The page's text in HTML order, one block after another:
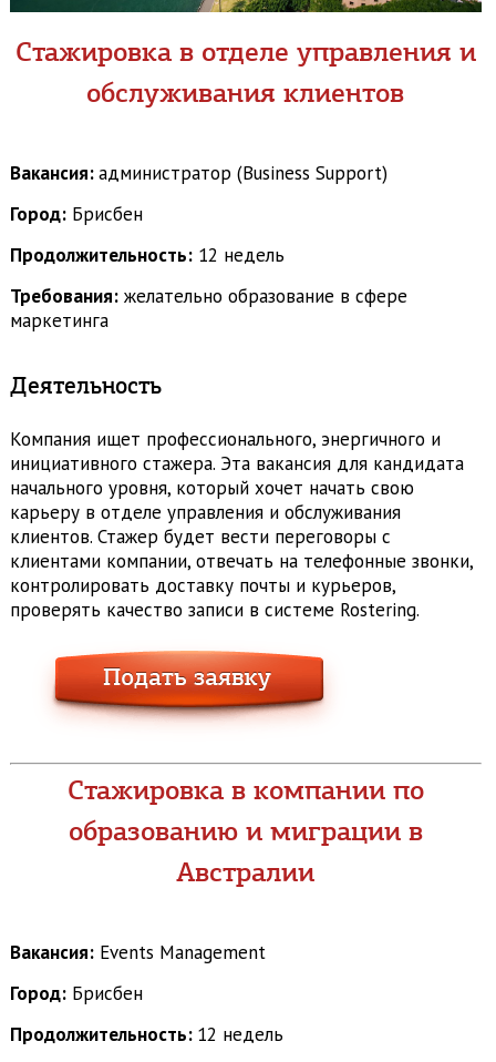
Стажировка в отделе управления и
обслуживания клиентов
Вакансия:администратор (Business Support)
Город: Брисбен
Продолжительность: 12 недель
Требования: желательно образование в сфере
маркетинга
Деятельность
Компания ищет профессионального, энергичного и
инициативного стажера. Эта вакансия для кандидата
начального уровня, который хочет начать свою
карьеру в отделе управления и обслуживания
клиентов. Стажер будет вести переговоры с
клиентами компании, отвечать на телефонные звонки,
контролировать доставку почты и курьеров,
проверять качество записи в системе Rostering.
Стажировка в компании по
образованию и миграции в
Австралии
Вакансия: Events Management
Город: Брисбен
Продолжительность: 12 недель